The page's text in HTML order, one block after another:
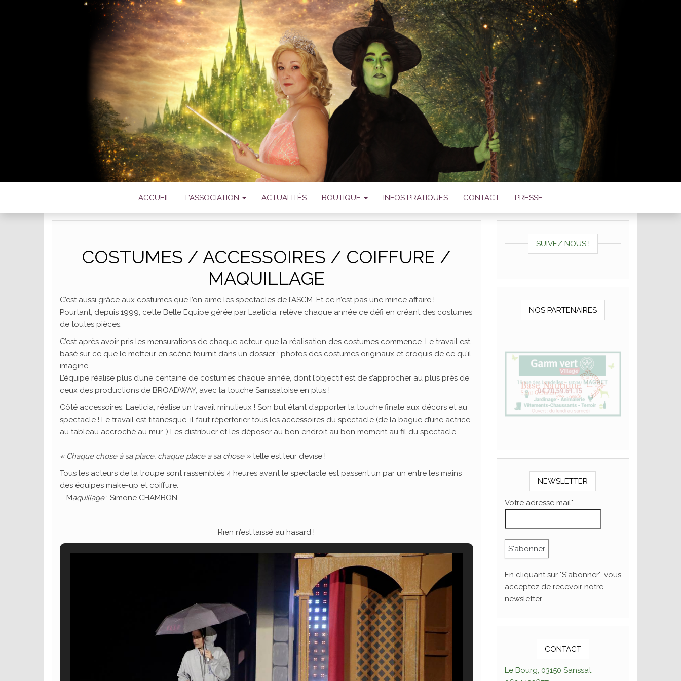
L'ASSOCIATION SANSSATOISE DE
COMÉDIE MUSICALE
ACCUEIL L’ASSOCIATION ACTUALITÉS BOUTIQUE INFOS PRATIQUES CONTACT PRESSE
COSTUMES / ACCESSOIRES / COIFFURE /
MAQUILLAGE
C’est aussi grâce aux costumes que l’on aime les spectacles de l’ASCM. Et ce n’est pas une mince affaire !
Pourtant, depuis 1999, cette Belle Equipe gérée par Laeticia, relève chaque année ce défi en créant des costumes
de toutes pièces.
C’est après avoir pris les mensurations de chaque acteur que la réalisation des costumes commence. Le travail est
basé sur ce que le metteur en scène fournit dans un dossier : photos des costumes originaux et croquis de ce qu’il
imagine.
L’équipe réalise plus d’une centaine de costumes chaque année, dont l’objectif est de s’approcher au plus près de
ceux des productions de BROADWAY, avec la touche Sanssatoise en plus !
Côté accessoires, Laeticia, réalise un travail minutieux ! Son but étant d’apporter la touche finale aux décors et au
spectacle ! Le travail est titanesque, il faut répertorier tous les accessoires du spectacle (de la bague d’une actrice
au tableau accroché au mur…) Les distribuer et les déposer au bon endroit au bon moment au fil du spectacle.
« Chaque chose à sa place, chaque place a sa chose » telle est leur devise !
Tous les acteurs de la troupe sont rassemblés 4 heures avant le spectacle est passent un par un entre les mains
des équipes make-up et coiffure.
– Maquillage : Simone CHAMBON –
Rien n’est laissé au hasard !
SUIVEZ NOUS !
NOS PARTENAIRES
NEWSLETTER
Votre adresse mail*
En cliquant sur "S'abonner", vous
acceptez de recevoir notre
newsletter.
CONTACT
Le Bourg, 03150 Sanssat